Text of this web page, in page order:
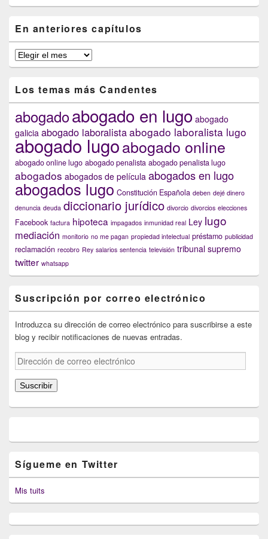
En anteriores capítulos
En
anteriores
Los temas más Candentes
abogadoabogado en lugo abogado
galicia abogado laboralistaabogado laboralista lugo
abogado lugoabogado online
abogado online lugo abogado penalista abogado penalista lugo
abogados abogados de película abogados en lugo
abogados lugo Constitución Española deben dejé dinero
denuncia deuda diccionario jurídico divorcio divorcios elecciones
Facebook factura hipoteca impagados inmunidad real Ley lugo
mediación monitorio no me pagan propiedad intelectual préstamo publicidad
reclamación recobro Rey salarios sentencia televisión tribunal supremo
twitter whatsapp
Suscripción por correo electrónico
Introduzca su dirección de correo electrónico para suscribirse a este
blog y recibir notificaciones de nuevas entradas.
Dirección
de
correo
electrónico
Suscribir
Sígueme en Twitter
Mis tuits